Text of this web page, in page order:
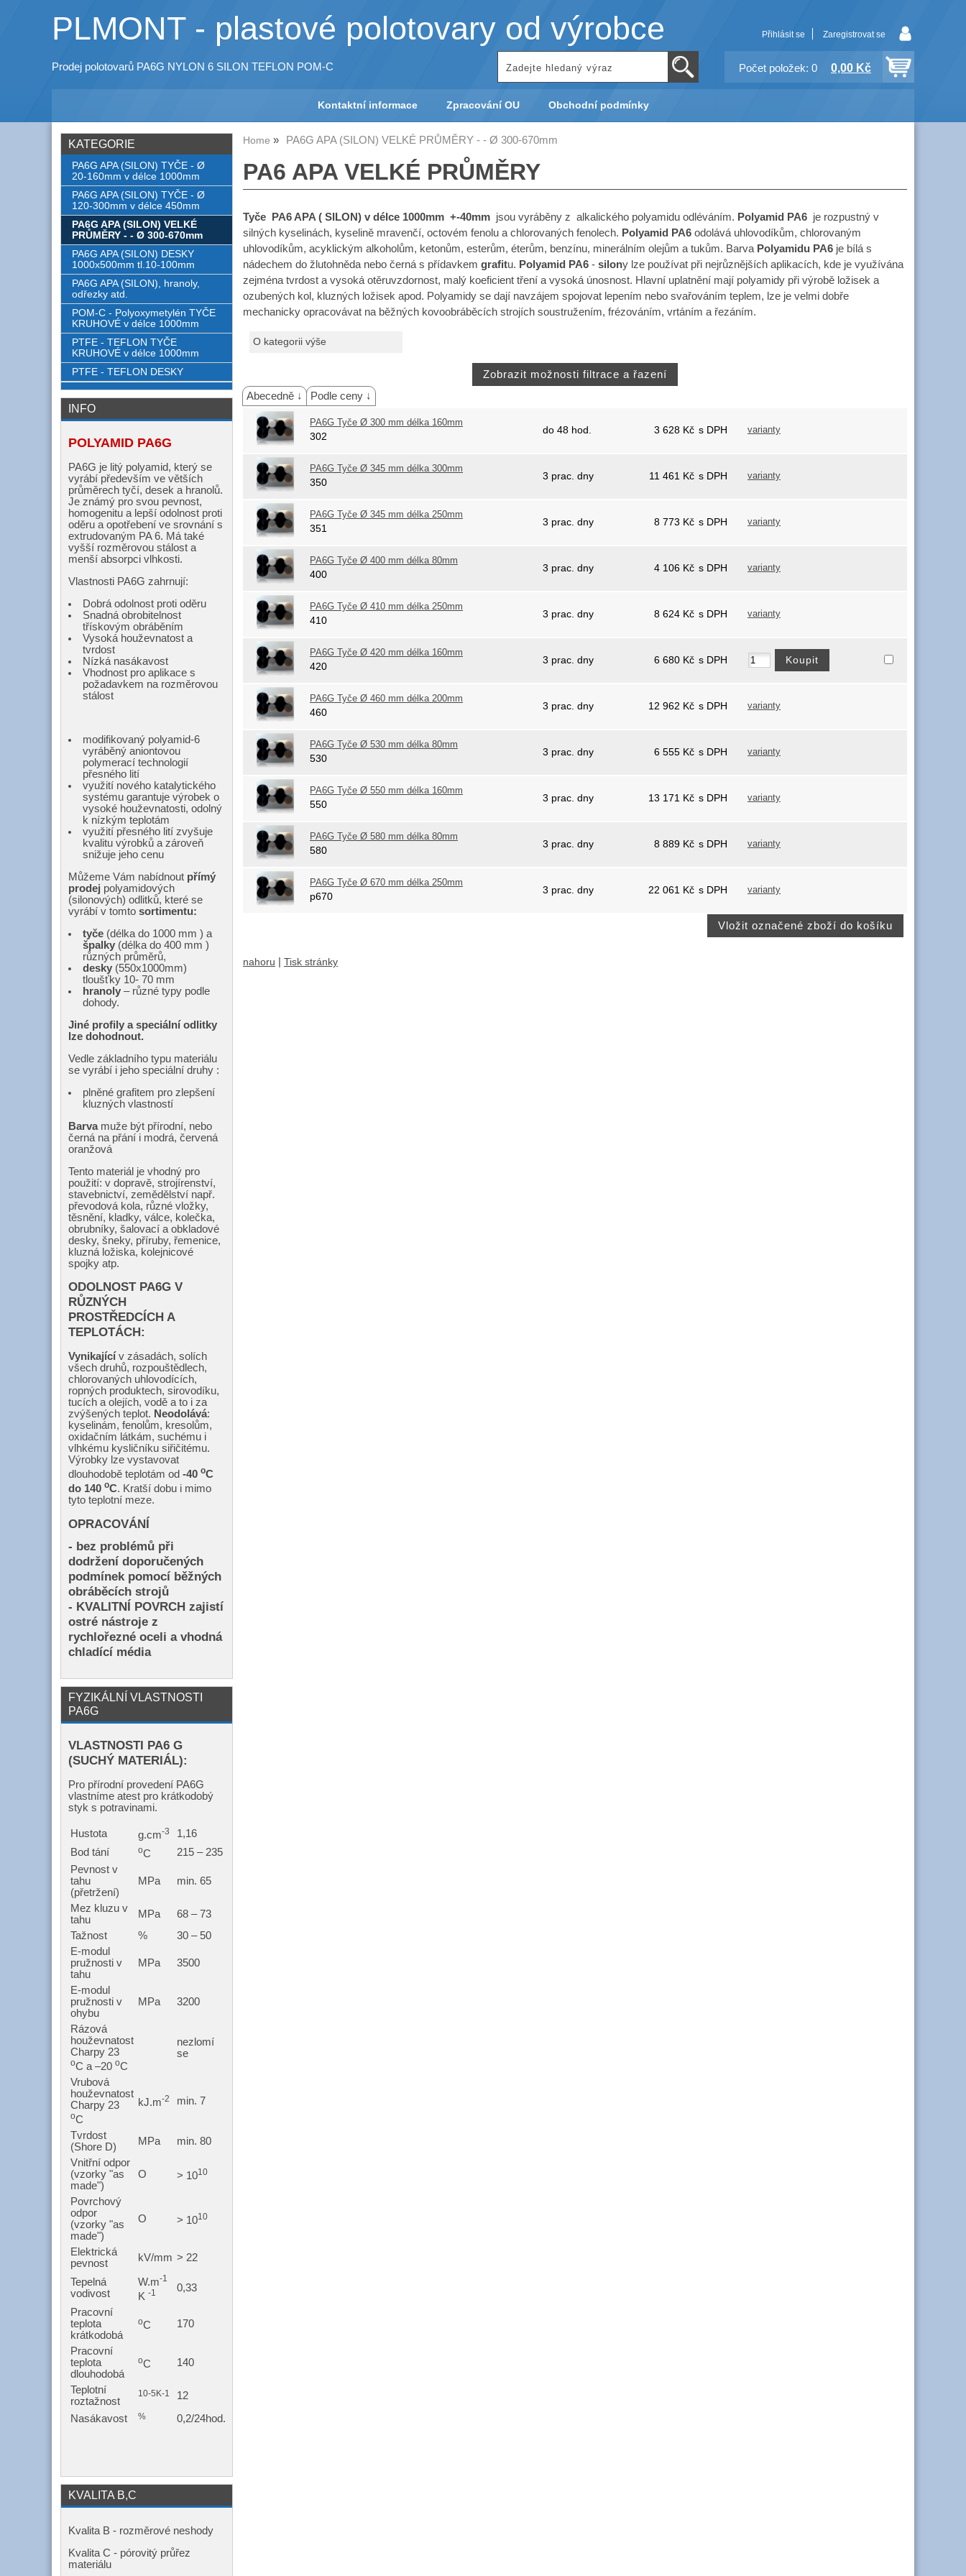
Přihlásit se Zaregistrovat se
Počet položek: 0 0,00 Kč
PLMONT - plastové polotovary od výrobce
Prodej polotovarů PA6G NYLON 6 SILON TEFLON POM-C
Kontaktní informace Zpracování OU Obchodní podmínky
Home PA6G APA (SILON) VELKÉ PRŮMĚRY - - Ø 300-670mm
PA6 APA VELKÉ PRŮMĚRY
Tyče PA6 APA ( SILON) v délce 1000mm +-40mm jsou vyráběny z alkalického polyamidu odléváním. Polyamid PA6 je rozpustný v
silných kyselinách, kyselině mravenčí, octovém fenolu a chlorovaných fenolech. Polyamid PA6 odolává uhlovodíkům, chlorovaným
uhlovodíkům, acyklickým alkoholům, ketonům, esterům, éterům, benzínu, minerálním olejům a tukům. Barva Polyamidu PA6 je bílá s
nádechem do žlutohněda nebo černá s přídavkem grafitu. Polyamid PA6 - silony lze používat při nejrůznějších aplikacích, kde je využívána
zejména tvrdost a vysoká otěruvzdornost, malý koeficient tření a vysoká únosnost. Hlavní uplatnění mají polyamidy při výrobě ložisek a
ozubených kol, kluzných ložisek apod. Polyamidy se dají navzájem spojovat lepením nebo svařováním teplem, lze je velmi dobře
mechanicky opracovávat na běžných kovoobráběcích strojích soustružením, frézováním, vrtáním a řezáním.
O kategorii výše
Abecedně ↓ Podle ceny ↓
PA6G Tyče Ø 300 mm délka 160mm
302
do 48 hod. 3 628 Kč s DPH varianty
PA6G Tyče Ø 345 mm délka 300mm
350
3 prac. dny 11 461 Kč s DPH varianty
PA6G Tyče Ø 345 mm délka 250mm
351
3 prac. dny 8 773 Kč s DPH varianty
PA6G Tyče Ø 400 mm délka 80mm
400
3 prac. dny 4 106 Kč s DPH varianty
PA6G Tyče Ø 410 mm délka 250mm
410
3 prac. dny 8 624 Kč s DPH varianty
PA6G Tyče Ø 420 mm délka 160mm
420
3 prac. dny 6 680 Kč s DPH
PA6G Tyče Ø 460 mm délka 200mm
460
3 prac. dny 12 962 Kč s DPH varianty
PA6G Tyče Ø 530 mm délka 80mm
530
3 prac. dny 6 555 Kč s DPH varianty
PA6G Tyče Ø 550 mm délka 160mm
550
3 prac. dny 13 171 Kč s DPH varianty
PA6G Tyče Ø 580 mm délka 80mm
580
3 prac. dny 8 889 Kč s DPH varianty
PA6G Tyče Ø 670 mm délka 250mm
p670
3 prac. dny 22 061 Kč s DPH varianty
nahoru Tisk stránky
KATEGORIE
PA6G APA (SILON) TYČE - Ø
20-160mm v délce 1000mm
PA6G APA (SILON) TYČE - Ø
120-300mm v délce 450mm
PA6G APA (SILON) VELKÉ
PRŮMĚRY - - Ø 300-670mm
PA6G APA (SILON) DESKY
1000x500mm tl.10-100mm
PA6G APA (SILON), hranoly,
odřezky atd.
POM-C - Polyoxymetylén TYČE
KRUHOVÉ v délce 1000mm
PTFE - TEFLON TYČE
KRUHOVÉ v délce 1000mm
PTFE - TEFLON DESKY
INFO
POLYAMID PA6G
PA6G je litý polyamid, který se
vyrábí především ve větších
průměrech tyčí, desek a hranolů.
Je známý pro svou pevnost,
homogenitu a lepší odolnost proti
oděru a opotřebení ve srovnání s
extrudovaným PA 6. Má také
vyšší rozměrovou stálost a
menší absorpci vlhkosti.
Vlastnosti PA6G zahrnují:
Dobrá odolnost proti oděru
Snadná obrobitelnost
třískovým obráběním
Vysoká houževnatost a
tvrdost
Nízká nasákavost
Vhodnost pro aplikace s
požadavkem na rozměrovou
stálost
modifikovaný polyamid-6
vyráběný aniontovou
polymerací technologií
přesného lití
využití nového katalytického
systému garantuje výrobek o
vysoké houževnatosti, odolný
k nízkým teplotám
využití přesného lití zvyšuje
kvalitu výrobků a zároveň
snižuje jeho cenu
Můžeme Vám nabídnout přímý
prodej polyamidových
(silonových) odlitků, které se
vyrábí v tomto sortimentu:
tyče (délka do 1000 mm ) a
špalky (délka do 400 mm )
různých průměrů,
desky (550x1000mm)
tloušťky 10- 70 mm
hranoly – různé typy podle
dohody.
Jiné profily a speciální odlitky
lze dohodnout.
Vedle základního typu materiálu
se vyrábí i jeho speciální druhy :
plněné grafitem pro zlepšení
kluzných vlastností
Barvamuže být přírodní, nebo
černá na přání i modrá, červená
oranžová
Tento materiál je vhodný pro
použití: v dopravě, strojírenství,
stavebnictví, zemědělství např.
převodová kola, různé vložky,
těsnění, kladky, válce, kolečka,
obrubníky, šalovací a obkladové
desky, šneky, příruby, řemenice,
kluzná ložiska, kolejnicové
spojky atp.
ODOLNOST PA6G V
RŮZNÝCH
PROSTŘEDCÍCH A
TEPLOTÁCH:
Vynikající v zásadách, solích
všech druhů, rozpouštědlech,
chlorovaných uhlovodících,
ropných produktech, sirovodíku,
tucích a olejích, vodě a to i za
zvýšených teplot. Neodolává:
kyselinám, fenolům, kresolům,
oxidačním látkám, suchému i
vlhkému kysličníku siřičitému.
Výrobky lze vystavovat
dlouhodobě teplotám od -40 oC
do 140 oC. Kratší dobu i mimo
tyto teplotní meze.
OPRACOVÁNÍ
- bez problémů při
dodržení doporučených
podmínek pomocí běžných
obráběcích strojů
- KVALITNÍ POVRCH zajistí
ostré nástroje z
rychlořezné oceli a vhodná
chladící média
FYZIKÁLNÍ VLASTNOSTI
PA6G
VLASTNOSTI PA6 G
(SUCHÝ MATERIÁL):
Pro přírodní provedení PA6G
vlastníme atest pro krátkodobý
styk s potravinami.
Hustota g.cm-3
1,16
Bod tání
oC
215 – 235
Pevnost v
tahu
(přetržení)
MPa min. 65
Mez kluzu v
tahu
MPa
68 – 73
Tažnost
%
30 – 50
E-modul
pružnosti v
tahu
MPa 3500
E-modul
pružnosti v
ohybu
MPa 3200
Rázová
houževnatost
Charpy 23
oC a –20 oC
nezlomí
se
Vrubová
houževnatost
Charpy 23
oC
kJ.m-2 min. 7
Tvrdost
(Shore D)
MPa
min. 80
Vnitřní odpor
(vzorky "as
made")
O > 1010
Povrchový
odpor
(vzorky "as
made")
O > 1010
Elektrická
pevnost
kV/mm > 22
Tepelná
vodivost
W.m-1
K -1 0,33
Pracovní
teplota
krátkodobá
oC 170
Pracovní
teplota
dlouhodobá
oC 140
Teplotní
roztažnost
10-5K-1
12
Nasákavost
% 0,2/24hod.
KVALITA B,C
Kvalita B - rozměrové neshody
Kvalita C - pórovitý průřez
materiálu